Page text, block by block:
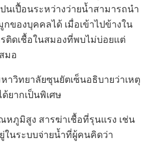
นเปื้อนระหว่างว่ายน้ำสามารถนำ
ของบุคคลได้ เมื่อเข้าไปข้างใน
ติดเชื้อในสมองที่พบไม่บ่อยแต่
มอ
หาวิทยาลัยซุนยัตเซ็นอธิบายว่าเหตุ
ยากเป็นพิเศษ
หภูมิสูง สารฆ่าเชื้อที่รุนแรง เช่น
นระบบจ่ายน้ำที่ผู้คนคิดว่า